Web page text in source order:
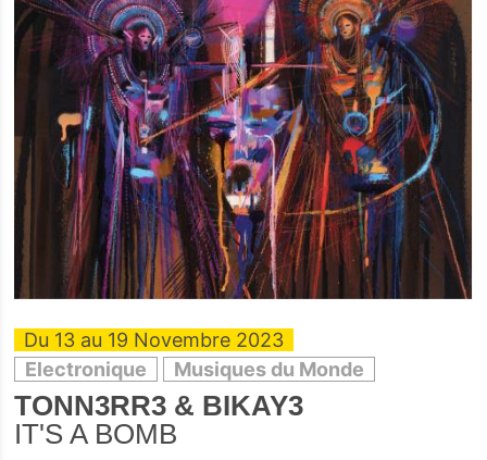
Du 13 au 19 Novembre 2023
Electronique
Musiques du Monde
TONN3RR3 & BIKAY3
IT'S A BOMB